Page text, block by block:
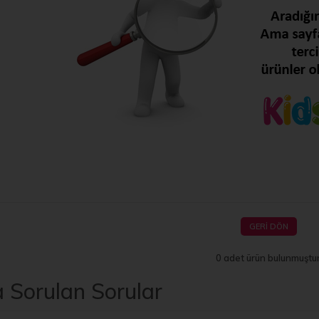
GERI DÖN
0 adet ürün
Sorulan Sorular